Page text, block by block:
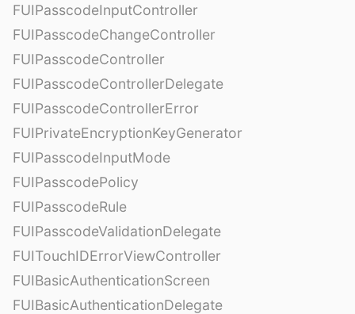
FUIPasscodeInputController
FUIPasscodeChangeController
FUIPasscodeController
FUIPasscodeControllerDelegate
FUIPasscodeControllerError
FUIPrivateEncryptionKeyGenerator
FUIPasscodeInputMode
FUIPasscodePolicy
FUIPasscodeRule
FUIPasscodeValidationDelegate
FUITouchIDErrorViewController
FUIBasicAuthenticationScreen
FUIBasicAuthenticationDelegate